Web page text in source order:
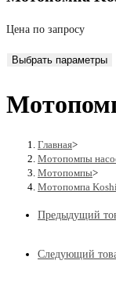
по
веб-
Цена по запросу
Выбрать параметры
Главная>
Мотопомпы
Мотопомпы>
Мотопомпа
Предыдущий
Следующий